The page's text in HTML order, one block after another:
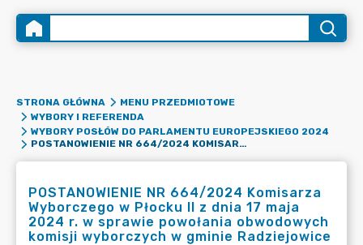
STRONA GŁÓWNA
MENU PRZEDMIOTOWE
WYBORY I REFERENDA
WYBORY POSŁÓW DO PARLAMENTU EUROPEJSKIEGO 2024
POSTANOWIENIE NR 664/2024 KOMISARZA WYBORCZEGO W PŁOCKU II Z DNIA 17 MAJA 2024 R. W SPRAWIE POWOŁANIA OBWODOWYCH KOMISJI WYBORCZYCH W GMINIE RADZIEJOWICE
POSTANOWIENIE NR 664/2024 Komisarza
Wyborczego w Płocku II z dnia 17 maja
2024 r. w sprawie powołania obwodowych
komisji wyborczych w gminie Radziejowice